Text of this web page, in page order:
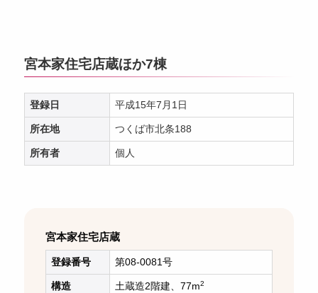
宮本家住宅店蔵ほか7棟
登録日 平成15年7月1日
所在地 つくば市北条188
所有者 個人
宮本家住宅店蔵
登録番号 第08-0081号
構造 土蔵造2階建、77m2